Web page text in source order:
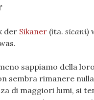
der Sikaner (ita. sicani)
sappiamo della
sembra rimanere
di maggiori lumi, si